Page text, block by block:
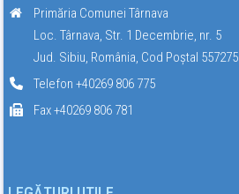
Primăria Comunei Târnava
Loc. Târnava, Str. 1 Decembrie, nr. 5
Jud. Sibiu, România, Cod Poștal 557275
Telefon +40269 806 775
Fax +40269 806 781